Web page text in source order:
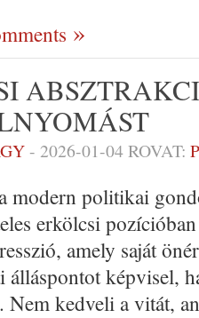
- 2026-01-04ROVAT:
modern politikai
erkölcsi
amely saját
álláspontot képvisel,
Nem kedveli a vitát,